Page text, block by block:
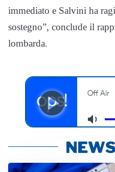
immediato e Salvini ha
sostegno”, conclude il
lombarda.